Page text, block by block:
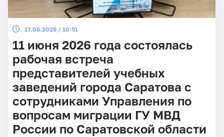
17.06.2026 / 10:51
11 июня 2026 года состоялась
рабочая встреча
представителей учебных
заведений города Саратова с
сотрудниками Управления по
вопросам миграции ГУ МВД
России по Саратовской области